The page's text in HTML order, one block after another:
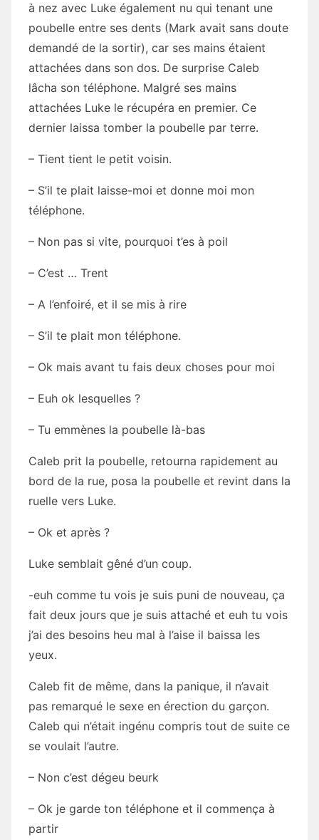
à nez avec Luke également nu qui tenant une
poubelle entre ses dents (Mark avait sans doute
demandé de la sortir), car ses mains étaient
attachées dans son dos. De surprise Caleb
lâcha son téléphone. Malgré ses mains
attachées Luke le récupéra en premier. Ce
dernier laissa tomber la poubelle par terre.
– Tient tient le petit voisin.
– S’il te plait laisse-moi et donne moi mon
téléphone.
– Non pas si vite, pourquoi t’es à poil
– C’est … Trent
– A l’enfoiré, et il se mis à rire
– S’il te plait mon téléphone.
– Ok mais avant tu fais deux choses pour moi
– Euh ok lesquelles ?
– Tu emmènes la poubelle là-bas
Caleb prit la poubelle, retourna rapidement au
bord de la rue, posa la poubelle et revint dans la
ruelle vers Luke.
– Ok et après ?
Luke semblait gêné d’un coup.
-euh comme tu vois je suis puni de nouveau, ça
fait deux jours que je suis attaché et euh tu vois
j’ai des besoins heu mal à l’aise il baissa les
yeux.
Caleb fit de même, dans la panique, il n’avait
pas remarqué le sexe en érection du garçon.
Caleb qui n’était ingénu compris tout de suite ce
se voulait l’autre.
– Non c’est dégeu beurk
– Ok je garde ton téléphone et il commença à
partir